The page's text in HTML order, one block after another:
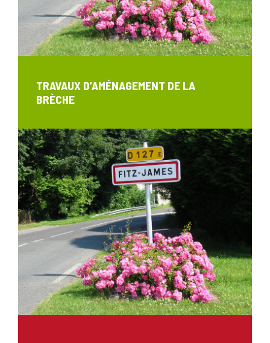
TRAVAUX D’AMÉNAGEMENT DE LA
BRÈCHE